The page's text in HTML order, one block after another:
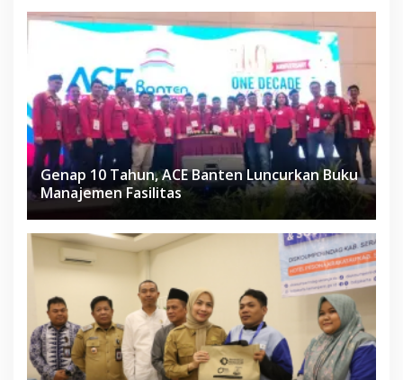
Genap 10 Tahun, ACE Banten Luncurkan Buku
Manajemen Fasilitas